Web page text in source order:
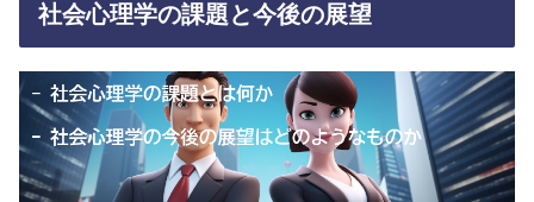
社会心理学の課題と今後の展望